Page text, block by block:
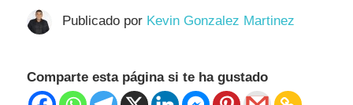
Publicado por Kevin Gonzalez Martinez
Comparte esta página si te ha gustado